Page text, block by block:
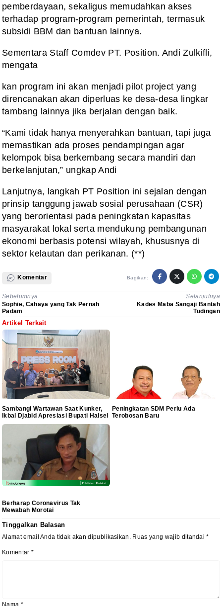
pemberdayaan, sekaligus memudahkan akses
terhadap program-program pemerintah, termasuk
subsidi BBM dan bantuan lainnya.
Sementara Staff Comdev PT. Position. Andi Zulkifli,
mengata
kan program ini akan menjadi pilot project yang
direncanakan akan diperluas ke desa-desa lingkar
tambang lainnya jika berjalan dengan baik.
“Kami tidak hanya menyerahkan bantuan, tapi juga
memastikan ada proses pendampingan agar
kelompok bisa berkembang secara mandiri dan
berkelanjutan,” ungkap Andi
Lanjutnya, langkah PT Position ini sejalan dengan
prinsip tanggung jawab sosial perusahaan (CSR)
yang berorientasi pada peningkatan kapasitas
masyarakat lokal serta mendukung pembangunan
ekonomi berbasis potensi wilayah, khususnya di
sektor kelautan dan perikanan. (**)
Komentar Bagikan:
Sebelumnya
Sophie, Cahaya yang Tak Pernah
Padam
Selanjutnya
Kades Maba Sangaji Bantah
Tudingan
Artikel Terkait
Sambangi Wartawan Saat Kunker,
Ikbal Djabid Apresiasi Bupati Halsel
Peningkatan SDM Perlu Ada
Terobosan Baru
Berharap Coronavirus Tak
Mewabah Morotai
Tinggalkan Balasan
Alamat email Anda tidak akan dipublikasikan. Ruas yang wajib ditandai*
Komentar *
Nama *